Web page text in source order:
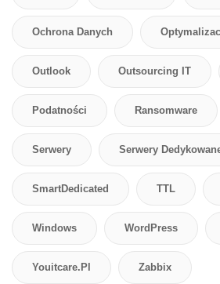
Ochrona Danych
Outlook Outsourcing IT
Podatności Ransomware
Serwery Serwery
SmartDedicated TTL
Windows WordPress
Youitcare.pl Zabbix